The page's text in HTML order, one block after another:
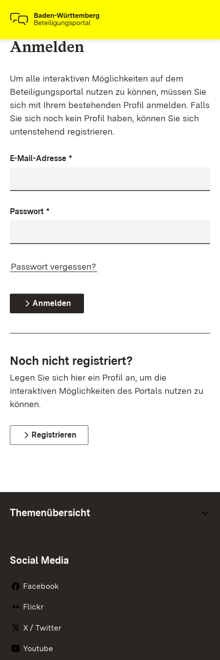
Anmelden
Um alle interaktiven Möglichkeiten auf dem
Beteiligungsportal nutzen zu können, müssen Sie
sich mit Ihrem bestehenden Profil anmelden. Falls
Sie sich noch kein Profil haben, können Sie sich
untenstehend registrieren.
E-Mail-Adresse *
Passwort *
Passwort vergessen?
Anmelden
Noch nicht registriert?
Legen Sie sich hier ein Profil an, um die
interaktiven Möglichkeiten des Portals nutzen zu
können.
Registrieren
Themenübersicht
Social Media
Facebook
Flickr
X / Twitter
Youtube